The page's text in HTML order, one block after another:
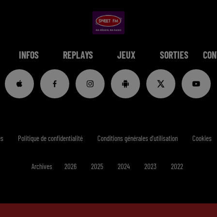
INFOS REPLAYS JEUX SORTIES
Politique de confidentialité Conditions générales d'utilisation Cookies
Archives 2026 2025 2024 2023 2022